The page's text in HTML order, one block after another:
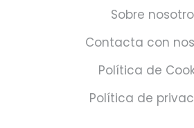
Sobre
Contacta con
Política de
Política de